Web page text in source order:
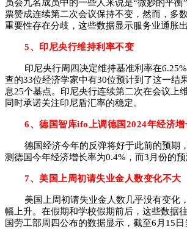
员会九名成员中的一些人来说是“微妙的平衡
票赞成连续第二次会议保持不变，然而，多
重要性存在分歧，这些数据显示服务业通胀
5、印尼央行维持利率不变
印尼央行周四决定维持基准利率在
查的33位经济学家中有30位预计到了这一结
息25个基点。印尼央行连续第二次在会议上
同时承诺关注印尼盾汇率的稳定。
6、德国智库ifo上调德国2024年经济增
德国经济今年的反弹将好于此前的预期
测德国今年经济增长率为0.4%，而3月份的预
7、美国上周初请失业金人数变化不大
美国上周初请失业金人数几乎没有变化
幅上升。在假期和学校假期前后，这些数据
国劳工部周四公布的数据显示，截至6月15